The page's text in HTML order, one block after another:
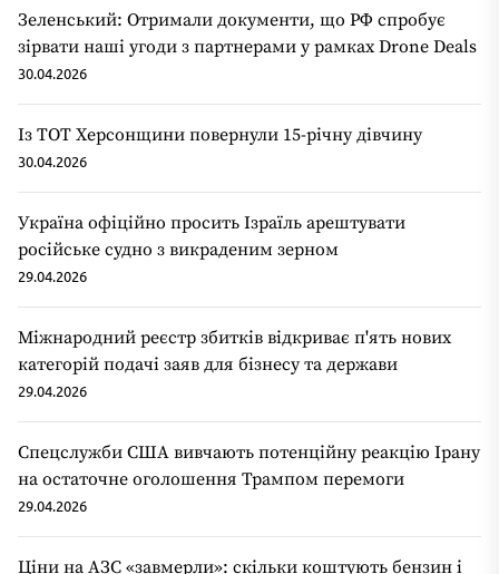
Зеленський: Отримали документи, що РФ спробує
зірвати наші угоди з партнерами у рамках Drone Deals
30.04.2026
Із ТОТ Херсонщини повернули 15-річну дівчину
30.04.2026
Україна офіційно просить Ізраїль арештувати
російське судно з викраденим зерном
29.04.2026
Міжнародний реєстр збитків відкриває п'ять нових
категорій подачі заяв для бізнесу та держави
29.04.2026
Спецслужби США вивчають потенційну реакцію Ірану
на остаточне оголошення Трампом перемоги
29.04.2026
Ціни на АЗС «завмерли»: скільки коштують бензин і